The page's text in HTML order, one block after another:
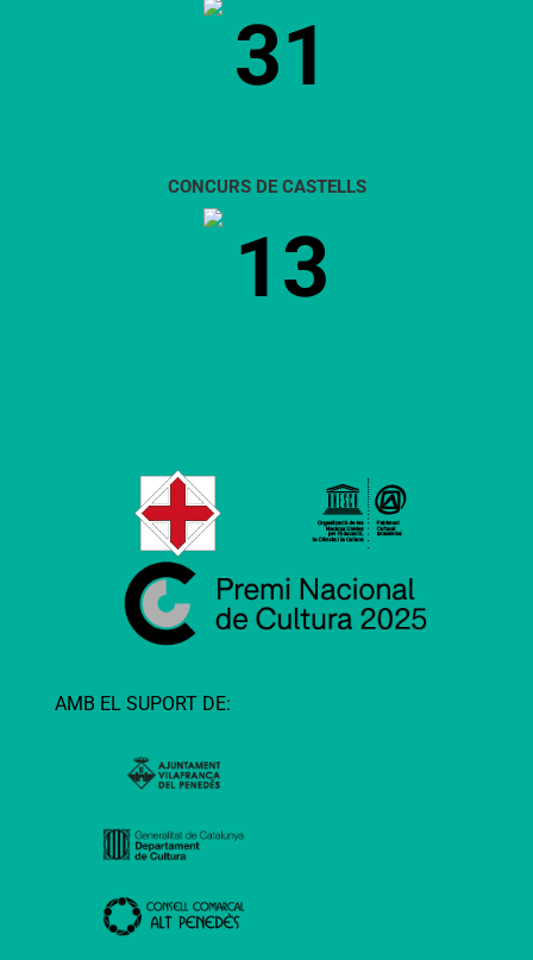
31
CONCURS DE CASTELLS
13
AMB EL SUPORT DE: